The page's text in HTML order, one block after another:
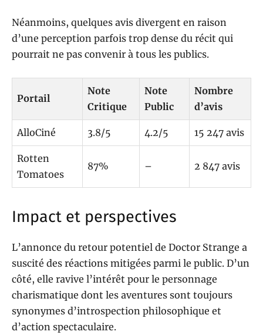
Néanmoins, quelques avis divergent en raison
d’une perception parfois trop dense du récit qui
pourrait ne pas convenir à tous les publics.
Portail
Note
Critique
Note
Public
Nombre
d’avis
AlloCiné 3.8/5 4.2/5 15 247 avis
Rotten
Tomatoes
87% – 2 847 avis
Impact et perspectives
L’annonce du retour potentiel de Doctor Strange a
suscité des réactions mitigées parmi le public. D’un
côté, elle ravive l’intérêt pour le personnage
charismatique dont les aventures sont toujours
synonymes d’introspection philosophique et
d’action spectaculaire.